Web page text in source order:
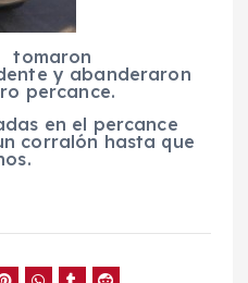
tomaron
y abanderaron
percance.
en el percance
corralón hasta que